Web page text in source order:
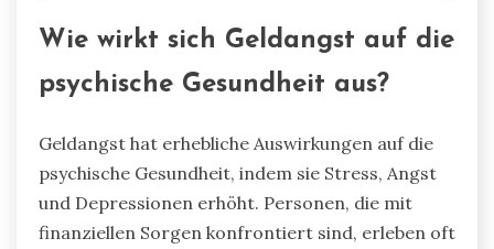
Wie wirkt sich Geldangst auf die
psychische Gesundheit aus?
Geldangst hat erhebliche Auswirkungen auf die
psychische Gesundheit, indem sie Stress, Angst
und Depressionen erhöht. Personen, die mit
finanziellen Sorgen konfrontiert sind, erleben oft